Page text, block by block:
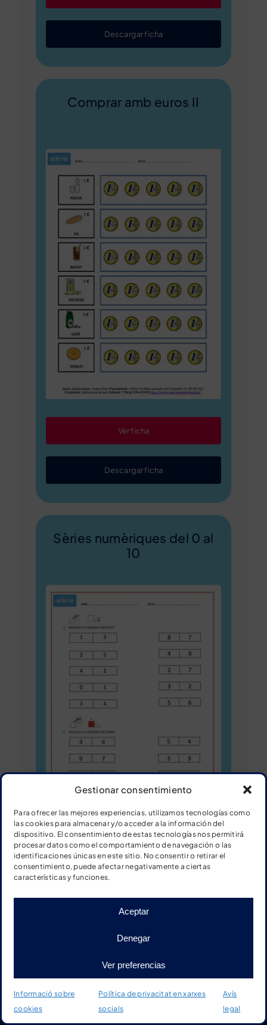
Gestionar consentimiento
Para ofrecer las mejores experiencias, utilizamos tecnologías como
las cookies para almacenar y/o acceder a la información del
dispositivo. El consentimiento de estas tecnologías nos permitirá
procesar datos como el comportamiento de navegación o las
identificaciones únicas en este sitio. No consentir o retirar el
consentimiento, puede afectar negativamente a ciertas
características y funciones.
Aceptar
Denegar
Ver preferencias
Informació sobre
cookies
Política de privacitat en xarxes
socials
Avís
legal
Descargar ficha
Comprar amb euros II
Ver ficha
Descargar ficha
Sèries numèriques del 0 al
10
Ver ficha
Descargar ficha
Sèries numèriques del 20 al
30